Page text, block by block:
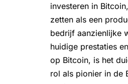
investeren in
zetten als een
bedrijf aanzienlijke
huidige prestaties
op Bitcoin, is het
rol als pionier in de